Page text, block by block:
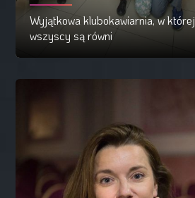
Wyjątkowa klubokawiarnia, w której
wszyscy są równi